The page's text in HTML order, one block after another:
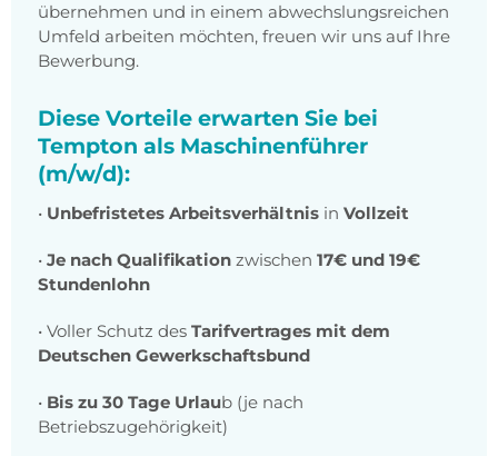
übernehmen und in einem abwechslungsreichen
Umfeld arbeiten möchten, freuen wir uns auf Ihre
Bewerbung.
Diese Vorteile erwarten Sie bei
Tempton als Maschinenführer
(m/w/d):
• Unbefristetes Arbeitsverhältnis in Vollzeit
• Je nach Qualifikation zwischen 17€ und 19€
Stundenlohn
• Voller Schutz des Tarifvertrages mit dem
Deutschen Gewerkschaftsbund
• Bis zu 30 Tage Urlaub (je nach
Betriebszugehörigkeit)